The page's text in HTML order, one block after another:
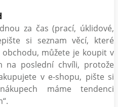
za čas (prací, úklidové,
si seznam věcí, které
můžete je koupit v
na poslední chvíli, protože
v e-shopu, pište si
máme tendenci